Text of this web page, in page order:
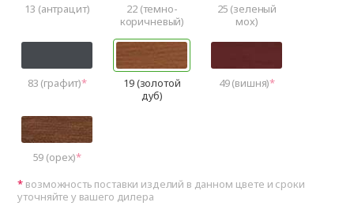
13 (антрацит)
22 (темно-
коричневый)
25 (зеленый
мох)
83 (графит)
19 (золотой
дуб)
49 (вишня)
59 (орех)
возможность поставки изделий в данном цвете и сроки
уточняйте у вашего дилера